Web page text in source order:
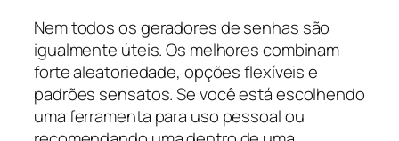
Nem todos os geradores de senhas são
igualmente úteis. Os melhores combinam
forte aleatoriedade, opções flexíveis e
padrões sensatos. Se você está escolhendo
uma ferramenta para uso pessoal ou